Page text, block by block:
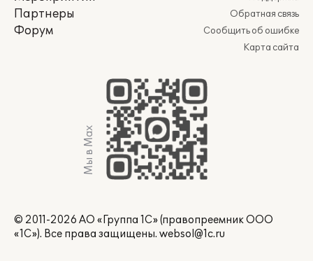
Партнеры
Форум
Обратная связь
Сообщить об ошибке
Карта сайта
Мы в Max
© 2011-2026 АО «Группа 1С» (правопреемник ООО
«1С»). Все права защищены. websol@1c.ru